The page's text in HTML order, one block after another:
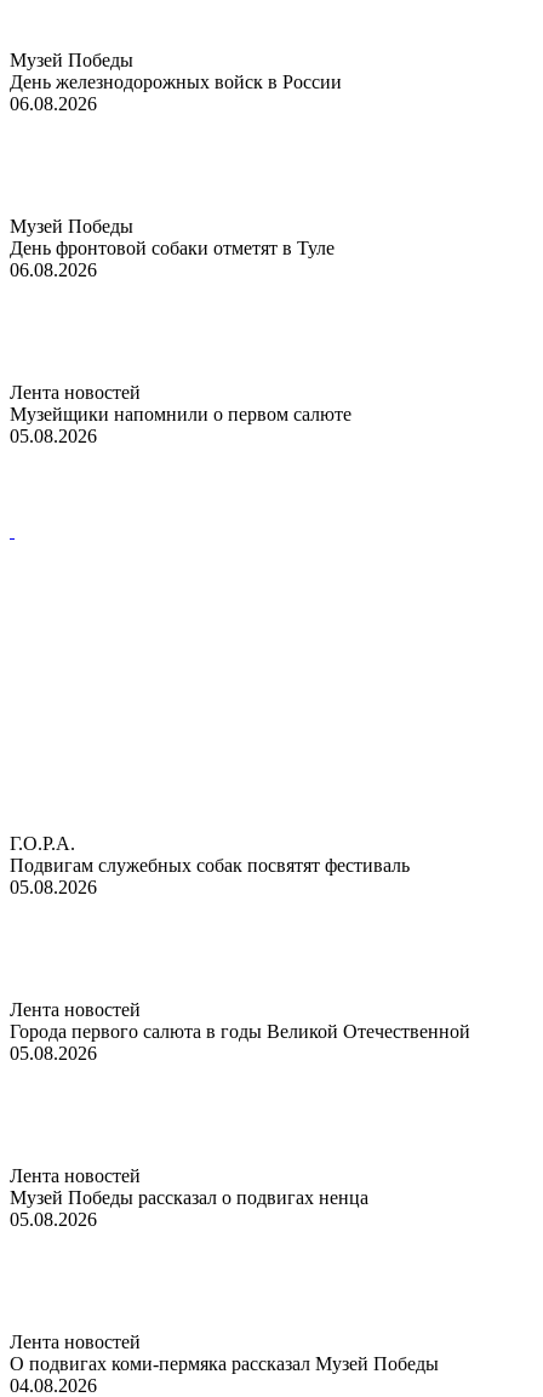
Музей Победы
День железнодорожных войск в России
06.08.2026
Музей Победы
День фронтовой собаки отметят в Туле
06.08.2026
Лента новостей
Музейщики напомнили о первом салюте
05.08.2026
Г.О.Р.А.
Подвигам служебных собак посвятят фестиваль
05.08.2026
Лента новостей
Города первого салюта в годы Великой Отечественной
05.08.2026
Лента новостей
Музей Победы рассказал о подвигах ненца
05.08.2026
Лента новостей
О подвигах коми-пермяка рассказал Музей Победы
04.08.2026